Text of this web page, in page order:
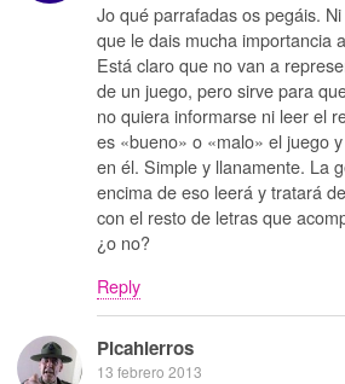
Jo qué parrafadas os pegáis.
que le dais mucha importancia
Está claro que no van a
de un juego, pero sirve para
no quiera informarse ni leer el
es «bueno» o «malo» el juego
en él. Simple y llanamente. La
encima de eso leerá y tratará
con el resto de letras que
¿o no?
Reply
Picahierros
13 febrero 2013